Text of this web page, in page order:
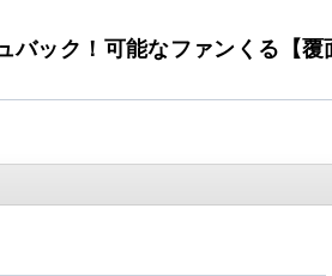
バック！可能なファンくる【覆